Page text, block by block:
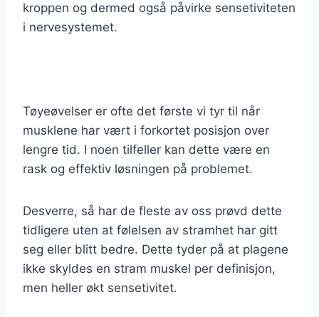
kroppen og dermed også påvirke sensetiviteten
i nervesystemet.
Tøyeøvelser er ofte det første vi tyr til når
musklene har vært i forkortet posisjon over
lengre tid. I noen tilfeller kan dette være en
rask og effektiv løsningen på problemet.
Desverre, så har de fleste av oss prøvd dette
tidligere uten at følelsen av stramhet har gitt
seg eller blitt bedre. Dette tyder på at plagene
ikke skyldes en stram muskel per definisjon,
men heller økt sensetivitet.